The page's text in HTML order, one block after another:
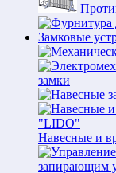
Замковые
замки
Навесные и